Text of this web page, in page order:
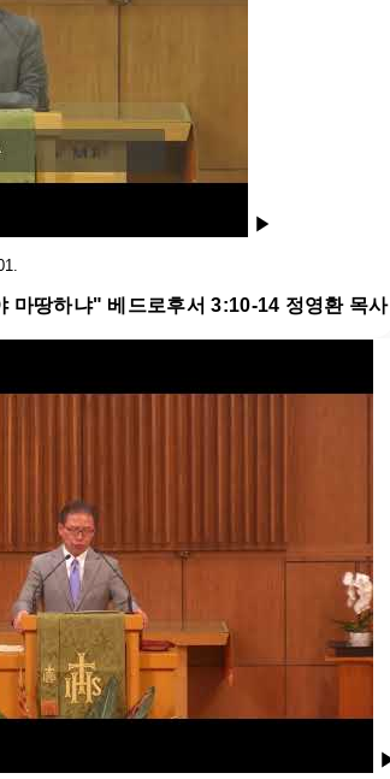
마땅하냐" 베드로후서 3:10-14 정영환 목사